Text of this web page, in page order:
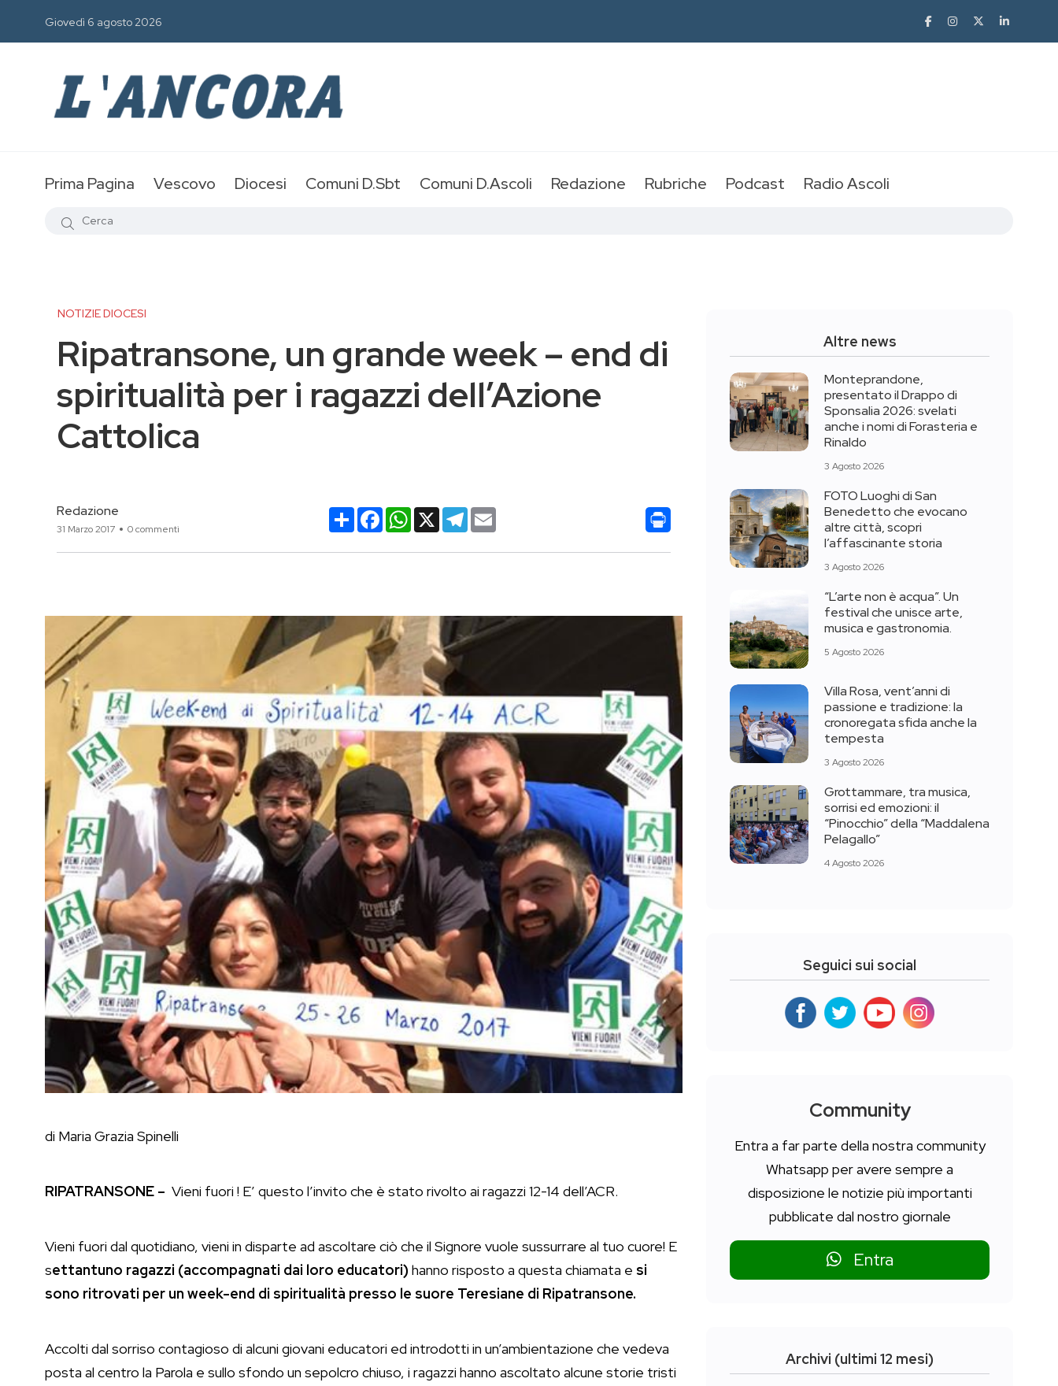
Giovedì 6 agosto 2026
Prima Pagina Vescovo Diocesi Comuni D.Sbt Comuni D.Ascoli Redazione Rubriche Podcast Radio Ascoli
NOTIZIE DIOCESI
Ripatransone, un grande week – end di
spiritualità per i ragazzi dell’Azione
Cattolica
Redazione
31 Marzo 2017 0 commenti
CondividiFacebookWhatsApp
X Telegram
di Maria Grazia Spinelli
RIPATRANSONE – Vieni fuori ! E’ questo l’invito che è stato rivolto ai ragazzi 12-14 dell’ACR.
Vieni fuori dal quotidiano, vieni in disparte ad ascoltare ciò che il Signore vuole sussurrare al tuo cuore! E
settantuno ragazzi (accompagnati dai loro educatori) hanno risposto a questa chiamata e si
sono ritrovati per un week-end di spiritualità presso le suore Teresiane di Ripatransone.
Accolti dal sorriso contagioso di alcuni giovani educatori ed introdotti in un’ambientazione che vedeva
posta al centro la Parola e sullo sfondo un sepolcro chiuso, i ragazzi hanno ascoltato alcune storie tristi
Altre news
Monteprandone,
presentato il Drappo di
Sponsalia 2026: svelati
anche i nomi di Forasteria e
Rinaldo
3 Agosto 2026
FOTO Luoghi di San
Benedetto che evocano
altre città, scopri
l’affascinante storia
3 Agosto 2026
“L’arte non è acqua”. Un
festival che unisce arte,
musica e gastronomia.
5 Agosto 2026
Villa Rosa, vent’anni di
passione e tradizione: la
cronoregata sfida anche la
tempesta
3 Agosto 2026
Grottammare, tra musica,
sorrisi ed emozioni: il
“Pinocchio” della “Maddalena
Pelagallo”
4 Agosto 2026
Seguici sui social
Community
Entra a far parte della nostra community
Whatsapp per avere sempre a
disposizione le notizie più importanti
pubblicate dal nostro giornale
Entra
Archivi (ultimi 12 mesi)